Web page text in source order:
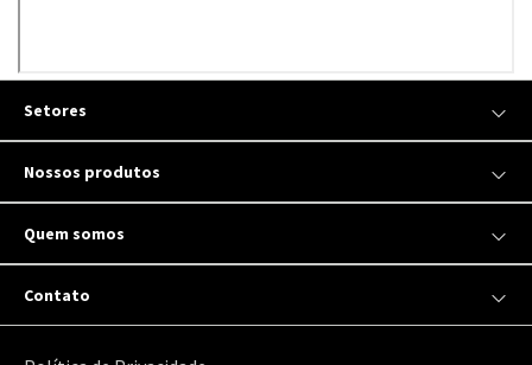
Setores
Nossos produtos
Quem somos
Contato